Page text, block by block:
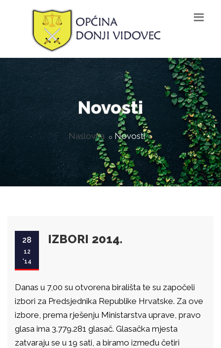
Novosti
Naslovna Novosti
28
12
'14
IZBORI 2014.
Danas u 7,00 su otvorena birališta te su započeli
izbori za Predsjednika Republike Hrvatske. Za ove
izbore, prema rješenju Ministarstva uprave, pravo
glasa ima 3.779.281 glasač. Glasačka mjesta
zatvaraju se u 19 sati, a biramo između četiri